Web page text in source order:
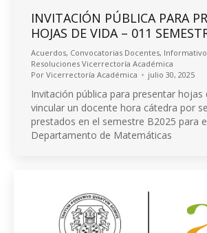
INVITACIÓN PÚBLICA PARA
HOJAS DE VIDA – 011
Acuerdos, Convocatorias Docentes,
Resoluciones Vicerrectoría Académica
Por Vicerrectoría Académica julio 30, 2025
Invitación pública para presentar hojas
vincular un docente hora cátedra por
prestados en el semestre B2025 para
Departamento de Matemáticas